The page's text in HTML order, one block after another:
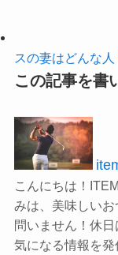
スの妻はどんな
この記事を書
こんにちは！
みは、美味しい
問いません！休
気になる情報を発